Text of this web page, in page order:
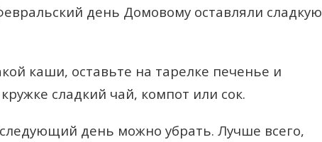
день Домовому оставляли сладкую
каши, оставьте на тарелке печенье и
сладкий чай, компот или сок.
день можно убрать. Лучше всего,